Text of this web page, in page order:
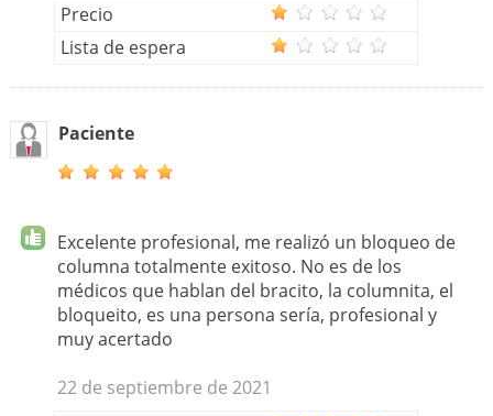
Precio
Lista de espera
Paciente
Excelente profesional, me realizó un bloqueo de
columna totalmente exitoso. No es de los
médicos que hablan del bracito, la columnita, el
bloqueito, es una persona sería, profesional y
muy acertado
22 de septiembre de 2021